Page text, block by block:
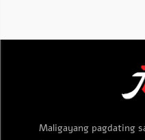
Maligayang pagdating